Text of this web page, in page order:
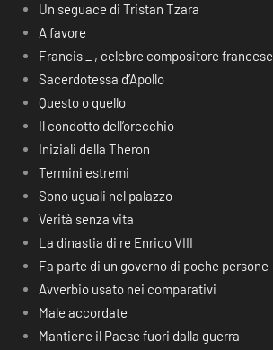
Un seguace di Tristan Tzara
A favore
Francis _ , celebre compositore francese
Sacerdotessa d’Apollo
Questo o quello
Il condotto dell’orecchio
Iniziali della Theron
Termini estremi
Sono uguali nel palazzo
Verità senza vita
La dinastia di re Enrico VIII
Fa parte di un governo di poche persone
Avverbio usato nei comparativi
Male accordate
Mantiene il Paese fuori dalla guerra